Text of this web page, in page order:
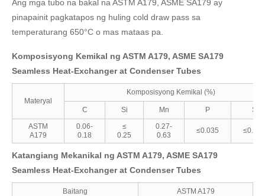
Ang mga tubo na bakal na ASTM A179, ASME SA179 ay
pinapainit pagkatapos ng huling cold draw pass sa
temperaturang 650°C o mas mataas pa.
Komposisyong Kemikal ng ASTM A179, ASME SA179
Seamless Heat-Exchanger at Condenser Tubes
Materyal
Komposisyong Kemikal (%)
C Si Mn P
S
ASTM
A179
0.06-
0.18
≤
0.25
0.27-
0.63
≤0.035 ≤0.035
Katangiang Mekanikal ng ASTM A179, ASME SA179
Seamless Heat-Exchanger at Condenser Tubes
Baitang ASTM A179